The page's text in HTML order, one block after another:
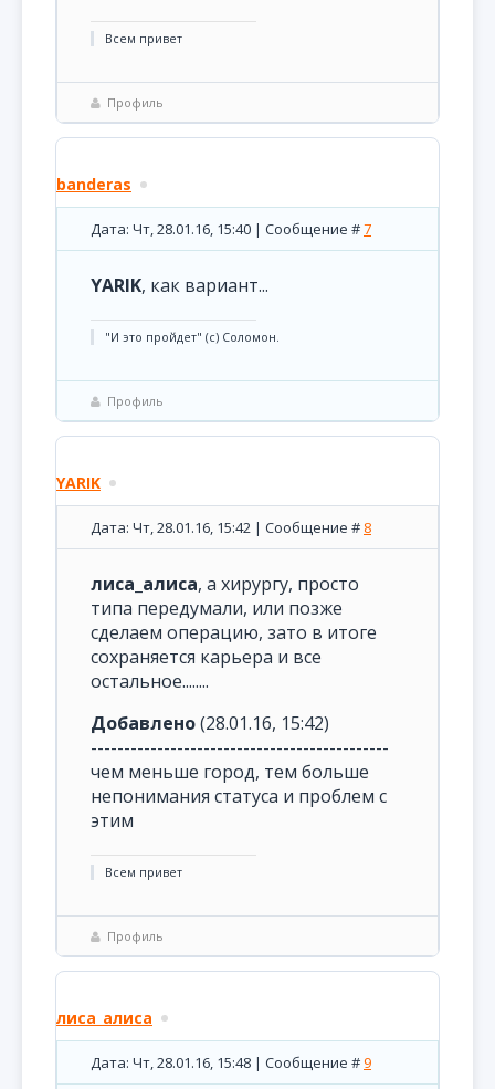
Всем привет
Профиль
banderas
Дата: Чт, 28.01.16, 15:40 | Сообщение #7
YARIK, как вариант...
"И это пройдет" (с) Соломон.
Профиль
YARIK
Дата: Чт, 28.01.16, 15:42 | Сообщение # 8
лиса_алиса, а хирургу, просто
типа передумали, или позже
сделаем операцию, зато в итоге
сохраняется карьера и все
остальное........
Добавлено(28.01.16, 15:42)
---------------------------------------------
чем меньше город, тем больше
непонимания статуса и проблем с
этим
Всем привет
Профиль
лиса_алиса
Дата: Чт, 28.01.16, 15:48 | Сообщение #9